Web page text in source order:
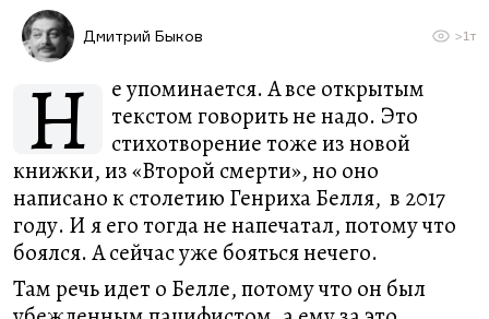
Дмитрий Быков >1т
Н
е упоминается. А все открытым
текстом говорить не надо. Это
стихотворение тоже из новой
книжки, из «Второй смерти», но оно
написано к столетию Генриха Белля, в 2017
году. И я его тогда не напечатал, потому что
боялся. А сейчас уже бояться нечего.
Там речь идет о Белле, потому что он был